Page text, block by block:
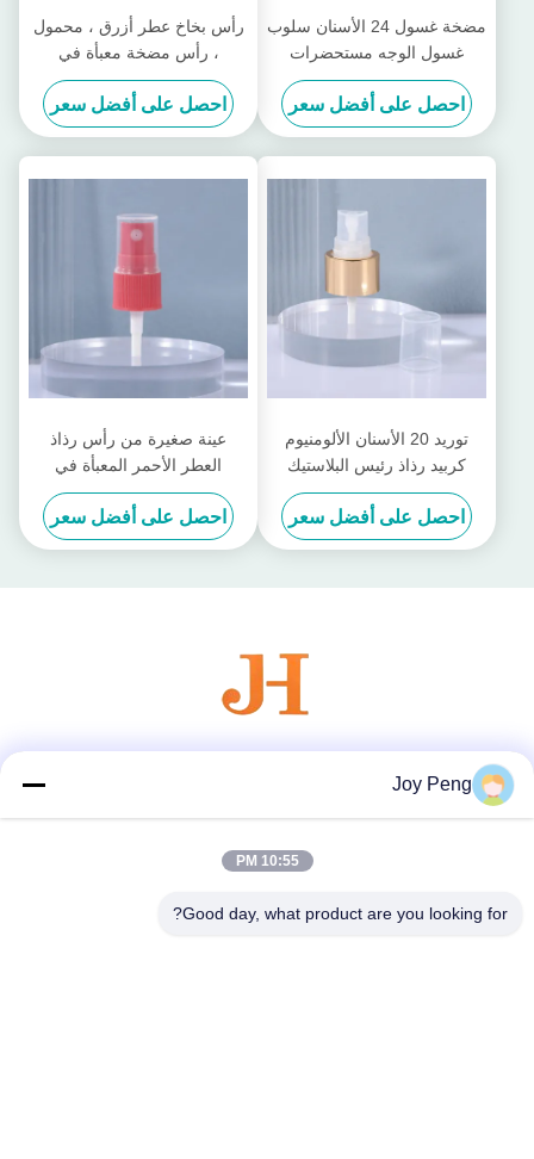
مضخة غسول 24 الأسنان سلوب
غسول الوجه مستحضرات
التجميل زجاجة مضخة رغوة
فرك نصف غطاء مضخة محلول
احصل على أفضل سعر
رأس بخاخ عطر أزرق ، محمول
، رأس مضخة معبأة في
زجاجات ، 18 سنًا ، زجاجة عطر
، رأس رش
احصل على أفضل سعر
توريد 20 الأسنان الألومنيوم
كربيد رذاذ رئيس البلاستيك
نصف غطاء زجاجة التعبئة
والتغليف مستحضرات التجميل
فوهة
احصل على أفضل سعر
عينة صغيرة من رأس رذاذ
العطر الأحمر المعبأة في
زجاجات رأس مضخة 20 رأس
زجاجة التطهير المحمولة
احصل على أفضل سعر
Joy Peng
10:55 PM
Good day, what product are you looking for?